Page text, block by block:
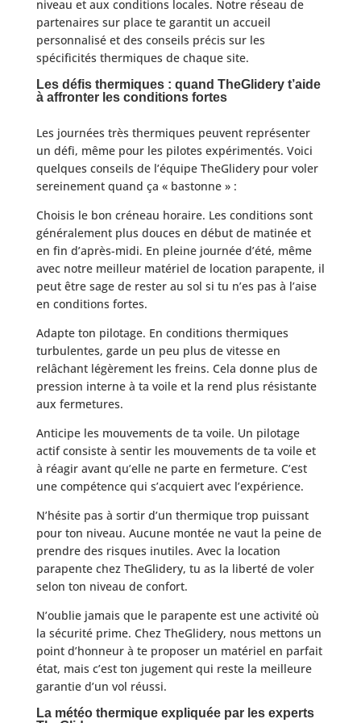
niveau et aux conditions locales. Notre réseau de
partenaires sur place te garantit un accueil
personnalisé et des conseils précis sur les
spécificités thermiques de chaque site.
Les défis thermiques : quand TheGlidery t’aide
à affronter les conditions fortes
Les journées très thermiques peuvent représenter
un défi, même pour les pilotes expérimentés. Voici
quelques conseils de l’équipe TheGlidery pour voler
sereinement quand ça « bastonne » :
Choisis le bon créneau horaire. Les conditions sont
généralement plus douces en début de matinée et
en fin d’après-midi. En pleine journée d’été, même
avec notre meilleur matériel de location parapente, il
peut être sage de rester au sol si tu n’es pas à l’aise
en conditions fortes.
Adapte ton pilotage. En conditions thermiques
turbulentes, garde un peu plus de vitesse en
relâchant légèrement les freins. Cela donne plus de
pression interne à ta voile et la rend plus résistante
aux fermetures.
Anticipe les mouvements de ta voile. Un pilotage
actif consiste à sentir les mouvements de ta voile et
à réagir avant qu’elle ne parte en fermeture. C’est
une compétence qui s’acquiert avec l’expérience.
N’hésite pas à sortir d’un thermique trop puissant
pour ton niveau. Aucune montée ne vaut la peine de
prendre des risques inutiles. Avec la location
parapente chez TheGlidery, tu as la liberté de voler
selon ton niveau de confort.
N’oublie jamais que le parapente est une activité où
la sécurité prime. Chez TheGlidery, nous mettons un
point d’honneur à te proposer un matériel en parfait
état, mais c’est ton jugement qui reste la meilleure
garantie d’un vol réussi.
La météo thermique expliquée par les experts